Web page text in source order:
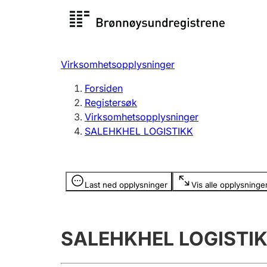
Registersøk
Registrere, endre, slette
Virksomhetsopplysninger
Forsiden
Registersøk
Virksomhetsopplysninger
SALEHKHEL LOGISTIKK
Last ned opplysninger Vis alle
Opplysninger er skjult
SALEHKHEL